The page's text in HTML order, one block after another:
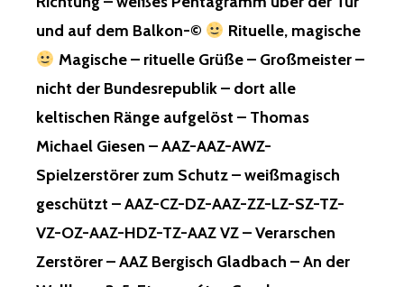
und auf dem Balkon-©
Rituelle, magische
Magische – rituelle Grüße – Großmeister –
nicht der Bundesrepublik – dort alle
keltischen Ränge aufgelöst – Thomas
Michael Giesen – AAZ-AAZ-AWZ-
Spielzerstörer zum Schutz – weißmagisch
geschützt – AAZ-CZ-DZ-AAZ-ZZ-LZ-SZ-TZ-
VZ-OZ-AAZ-HDZ-TZ-AAZ VZ – Verarschen
Zerstörer – AAZ Bergisch Gladbach – An der